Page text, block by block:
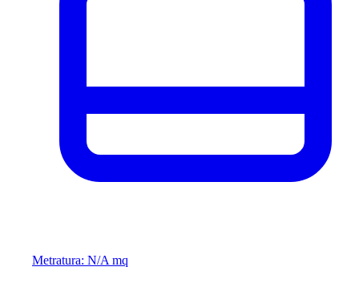
Metratura: N/A mq